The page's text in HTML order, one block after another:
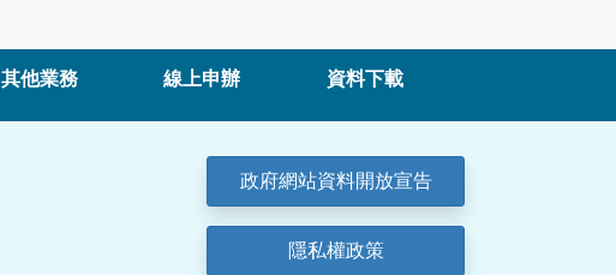
其他業務 線上申辦 資料下載
政府網站資料開放宣告
隱私權政策